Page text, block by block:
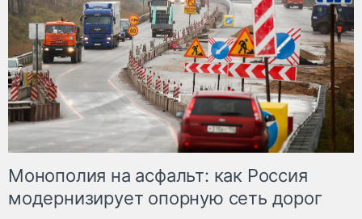
Монополия на асфальт: как Россия
модернизирует опорную сеть дорог